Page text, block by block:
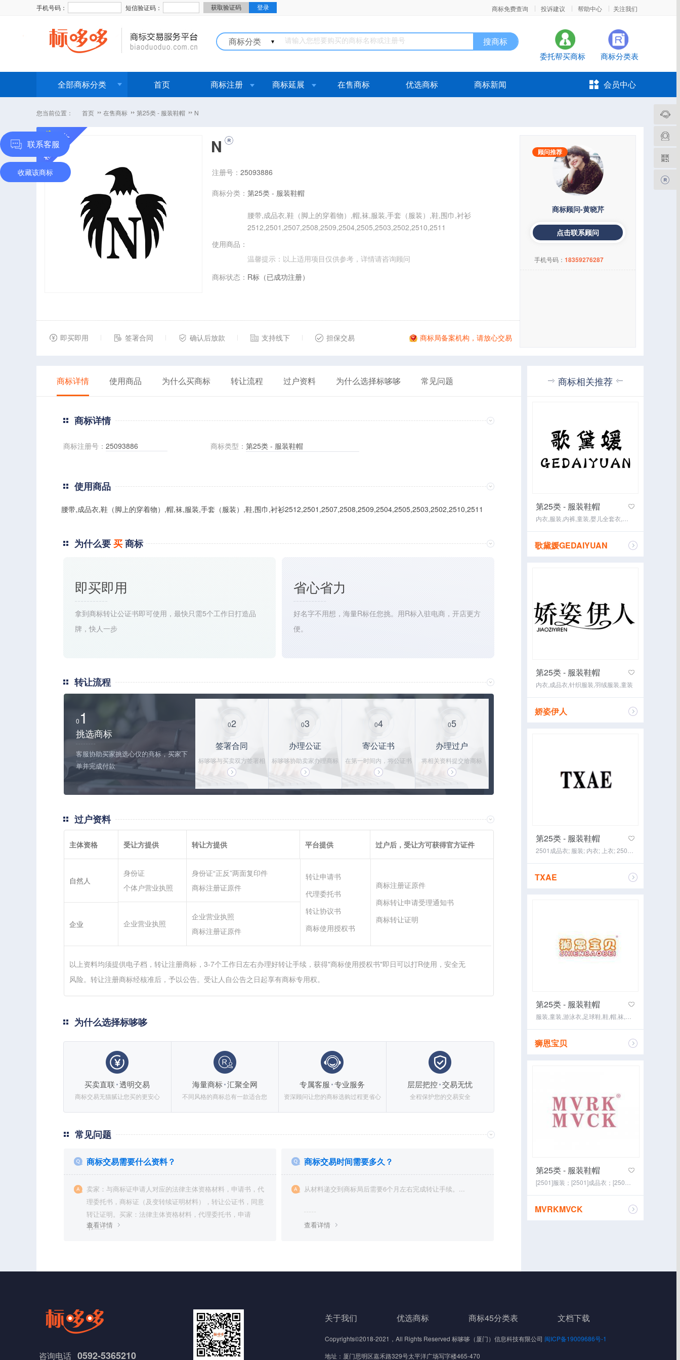
手机号码： 短信验证码： 商标免费查询 | 投诉建议 | 帮助中心 | 关注我们
商标分类
商标分类表
委托帮买商标
全部商标分类 首页 商标注册 商标延展 在售商标 优选商标 商标新闻 会员中心
您当前位置： 首页 在售商标 第25类 - 服装鞋帽 N
N
注册号： 25093886
商标分类： 第25类 - 服装鞋帽
使用商品：
腰带,成品衣,鞋（脚上的穿着物）,帽,袜,服装,手套（服装）,鞋,围巾,衬衫
2512,2501,2507,2508,2509,2504,2505,2503,2502,2510,2511
温馨提示：以上适用项目仅供参考，详情请咨询顾问
商标状态： R标（已成功注册）
即买即用 签署合同 确认后放款 支持线下 担保交易 商标局备案机构，请放心交易
顾问推荐
商标顾问-黄晓芹
点击联系顾问
手机号码： 18359276287
商标详情 使用商品 为什么买商标 转让流程 过户资料 为什么选择标哆哆 常见问题
商标详情
商标注册号： 25093886 商标类型： 第25类 - 服装鞋帽
使用商品
腰带,成品衣,鞋（脚上的穿着物）,帽,袜,服装,手套（服装）,鞋,围巾,衬衫2512,2501,2507,2508,2509,2504,2505,2503,2502,2510,2511
为什么要买商标
即买即用
拿到商标转让公证书即可使用，最快只需5个工作日打造品
牌，快人一步
省心省力
好名字不用想，海量R标任您挑。用R标入驻电商，开店更方
便。
转让流程
0 1
挑选商标
客服协助买家挑选心仪的商标，买家下
单并完成付款
02
签署合同
标哆哆与买卖双方签署相
关协议和法律合同，保护
交易安全
03
办理公证
标哆哆协助卖家办理商标
转让公证书，一般需要3-
5个工作日
04
寄公证书
在第一时间内，将公证书
寄给买家，买家拿到公证
书后，即可使用商标
05
办理过户
将相关资料提交给商标
局，并持续跟进过户手续
的办理，直到过户完成
过户资料
主体资格 受让方提供 转让方提供 平台提供 过户后，受让方可获得官方证件
自然人
企业
身份证
个体户营业执照
企业营业执照
身份证“正反”两面复印件
商标注册证原件
企业营业执照
商标注册证原件
转让申请书
代理委托书
转让协议书
商标使用授权书
商标注册证原件
商标转让申请受理通知书
商标转让证明
以上资料均须提供电子档，转让注册商标，3-7个工作日左右办理好转让手续，获得"商标使用授权书"即日可以打R使用，安全无
风险。转让注册商标经核准后，予以公告。受让人自公告之日起享有商标专用权。
为什么选择标哆哆
买卖直联 透明交易
商标交易无猫腻让您买的更安心
海量商标 汇聚全网
不同风格的商标总有一款适合您
专属客服 专业服务
资深顾问让您的商标选购过程更省心
层层把控 交易无忧
全程保护您的交易安全
常见问题
商标交易需要什么资料？
卖家：与商标证申请人对应的法律主体资格材料，申请书，代
理委托书，商标证（及变转续证明材料），转让公证书，同意
转让证明。买家：法律主体资格材料，代理委托书，申请
书......
查看详情
商标交易时间需要多久？
从材料递交到商标局后需要6个月左右完成转让手续。...
查看详情
商标相关推荐
第25类 - 服装鞋帽
歌黛媛GEDAIYUAN
第25类 - 服装鞋帽
内衣,成品衣,针织服装,羽绒服装,童装
娇姿伊人
第25类 - 服装鞋帽
TXAE
第25类 - 服装鞋帽
狮恩宝贝
第25类 - 服装鞋帽
MVRKMVCK
咨询电话 0592-5365210
关于我们 优选商标 商标45分类表 文档下载
Copyrights©2018-2021，All Rights Reserved 标哆哆（厦门）信息科技有限公司 闽ICP备19009686号-1
地址：厦门思明区嘉禾路329号太平洋广场写字楼465-470
联系客服
收藏该商标